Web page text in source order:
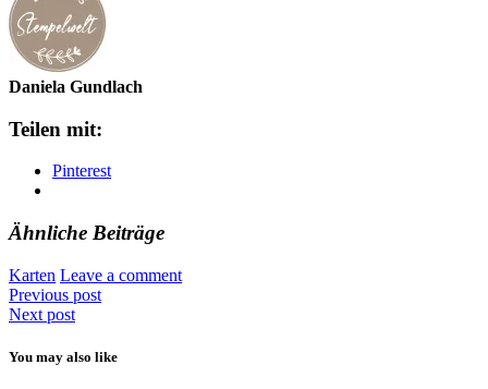
Daniela Gundlach
Teilen mit:
Pinterest
Ähnliche Beiträge
Karten Leave a comment
Previous post
Next post
You may also like